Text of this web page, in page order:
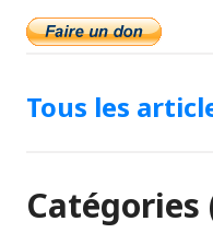
Tous les
Catégories